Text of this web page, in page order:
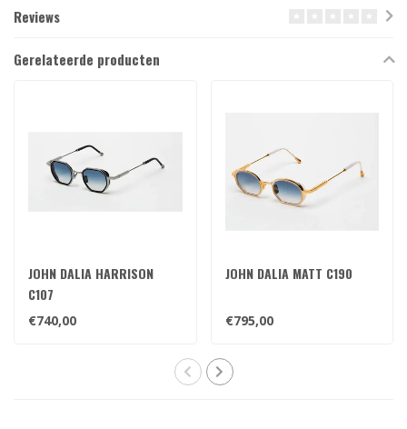
Reviews
Gerelateerde producten
JOHN DALIA HARRISON
C107
€740,00
JOHN DALIA MATT C190
€795,00